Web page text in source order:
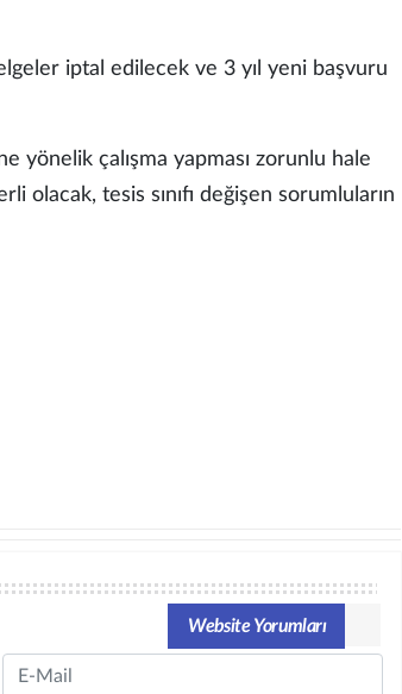
iptal edilecek ve 3 yıl yeni başvuru
yönelik çalışma yapması zorunlu hale
olacak, tesis sınıfı değişen sorumluların
Website Yorumları
Email